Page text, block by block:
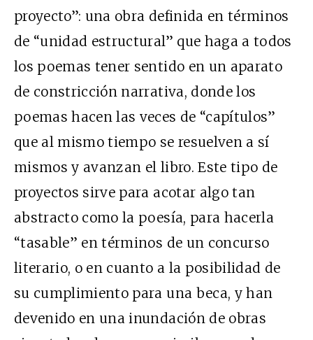
proyecto”: una obra definida en términos
de “unidad estructural” que haga a todos
los poemas tener sentido en un aparato
de constricción narrativa, donde los
poemas hacen las veces de “capítulos”
que al mismo tiempo se resuelven a sí
mismos y avanzan el libro. Este tipo de
proyectos sirve para acotar algo tan
abstracto como la poesía, para hacerla
“tasable” en términos de un concurso
literario, o en cuanto a la posibilidad de
su cumplimiento para una beca, y han
devenido en una inundación de obras